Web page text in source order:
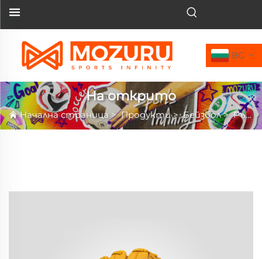
BG
На открито
Начална страница>Продукти>Бейзбол>Ръкавица за бейзбол